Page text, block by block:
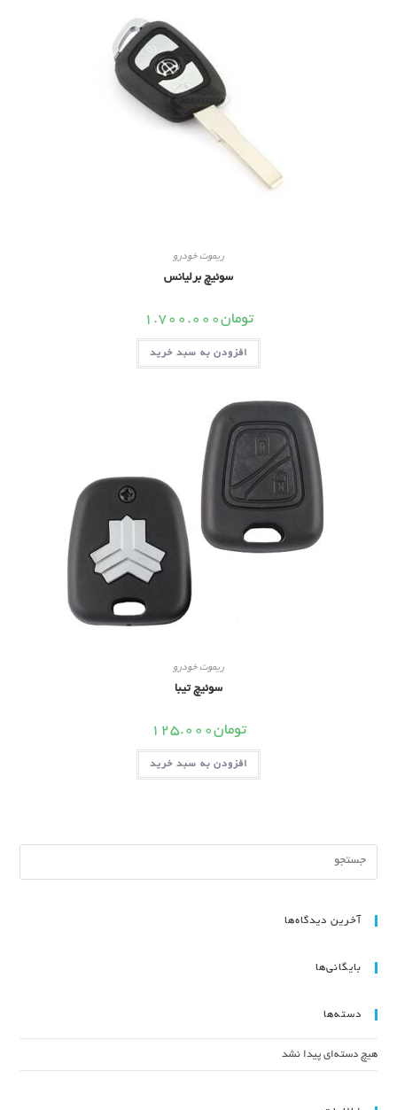
ریموت خودرو
سوئیچ برلیانس
تومان1.700.000
افزودن به سبد خرید
ریموت خودرو
سوئیچ تیبا
تومان125.000
افزودن به سبد خرید
آخرین دیدگاه‌ها
بایگانی‌ها
دسته‌ها
هیچ دسته‌ای پیدا نشد